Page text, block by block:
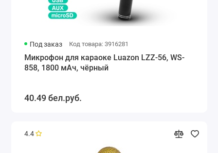
Под заказ Код товара: 3916281
Микрофон для караоке Luazon LZZ-56, WS-
858, 1800 мАч, чёрный
40.49 бел.руб.
4.4